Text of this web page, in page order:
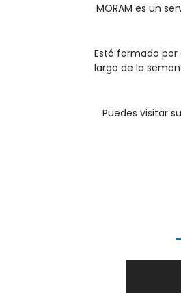
MORAM es un
Está formado
largo de la
Puedes visitar